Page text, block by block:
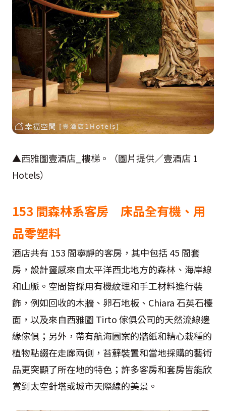
▲西雅圖壹酒店_樓梯。（圖片提供／壹酒店 1
Hotels）
153 間森林系客房 床品全有機、用
品零塑料
酒店共有 153 間寧靜的客房，其中包括 45 間套
房，設計靈感來自太平洋西北地方的森林、海岸線
和山脈。空間皆採用有機紋理和手工材料進行裝
飾，例如回收的木牆、卵石地板、Chiara 石英石檯
面，以及來自西雅圖 Tirto 傢俱公司的天然流線邊
緣傢俱；另外，帶有航海圖案的牆紙和精心栽種的
植物點綴在走廊兩側，苔蘚裝置和當地採購的藝術
品更突顯了所在地的特色；許多客房和套房皆能欣
賞到太空針塔或城市天際線的美景。